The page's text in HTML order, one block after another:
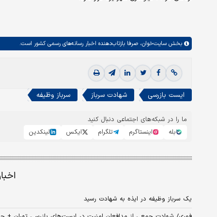
بخش سایت‌خوان، صرفا بازتاب‌دهنده اخبار رسانه‌های رسمی کشور است.
ایست بازرسی شهادت سرباز سرباز وظیفه
ما را در شبکه‌های اجتماعی دنبال کنید
بله
اینستاگرم تلگرام ایکس لینکدین
یک سرباز وظیفه در ایذه به شهادت رسید